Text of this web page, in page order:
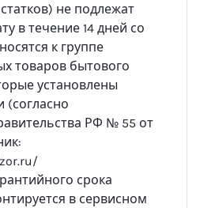
не подлежат
в течение 14 дней со
к группе
товаров бытового
установлены
(согласно
РФ № 55 от
срока
в сервисном